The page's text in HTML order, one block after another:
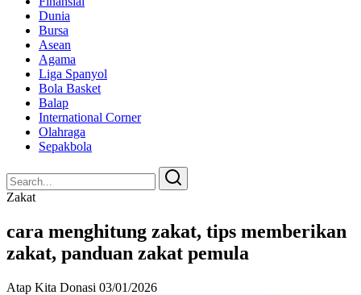
Dunia
Bursa
Asean
Agama
Liga Spanyol
Bola Basket
Balap
International Corner
Olahraga
Sepakbola
Search
for:
Search
Zakat
cara menghitung zakat, tips memberikan
zakat, panduan zakat pemula
Atap Kita Donasi 03/01/2026